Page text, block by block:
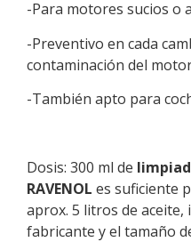
-Para motores sucios o
-Preventivo en cada
contaminación del
-También apto para
Dosis: 300 ml de
RAVENOL es suficiente
aprox. 5 litros de
fabricante y el tamaño